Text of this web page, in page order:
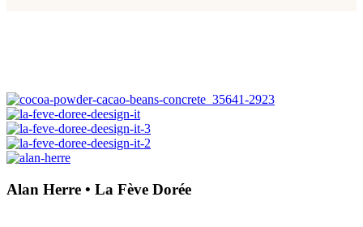
Alan Herre • La Fève Dorée